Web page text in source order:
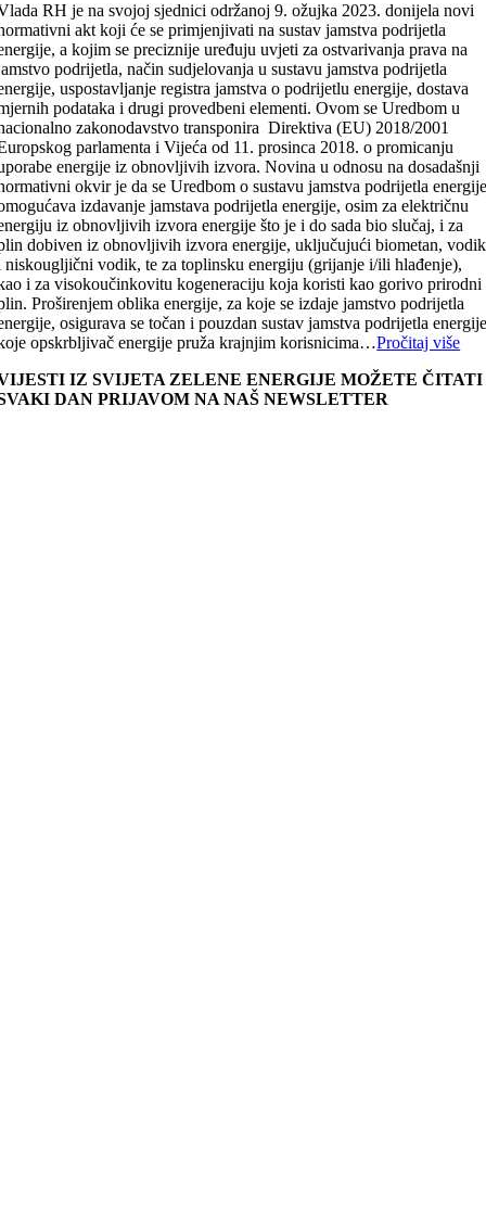
RH je na svojoj sjednici održanoj 9. ožujka 2023. donijela novi
akt koji će se primjenjivati na sustav jamstva podrijetla
a kojim se preciznije uređuju uvjeti za ostvarivanja prava na
podrijetla, način sudjelovanja u sustavu jamstva podrijetla
uspostavljanje registra jamstva o podrijetlu energije, dostava
podataka i drugi provedbeni elementi. Ovom se Uredbom u
zakonodavstvo transponira Direktiva (EU) 2018/2001
parlamenta i Vijeća od 11. prosinca 2018. o promicanju
energije iz obnovljivih izvora. Novina u odnosu na dosadašnji
okvir je da se Uredbom o sustavu jamstva podrijetla
izdavanje jamstava podrijetla energije, osim za električnu
iz obnovljivih izvora energije što je i do sada bio slučaj, i za
dobiven iz obnovljivih izvora energije, uključujući biometan, vodik
niskougljični vodik, te za toplinsku energiju (grijanje i/ili hlađenje),
i za visokoučinkovitu kogeneraciju koja koristi kao gorivo prirodni
Proširenjem oblika energije, za koje se izdaje jamstvo podrijetla
osigurava se točan i pouzdan sustav jamstva podrijetla
opskrbljivač energije pruža krajnjim korisnicima…Pročitaj više
IZ SVIJETA ZELENE ENERGIJE MOŽETE ČITATI
DAN PRIJAVOM NA NAŠ NEWSLETTER